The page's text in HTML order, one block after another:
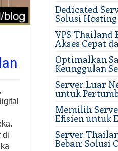
di
Dedicated
Solusi
VPS Thailand
Akses Cepat
Optimalkan
Keunggulan
Server Luar
untuk
Memilih
Efisien untuk
Server
Beban: Solusi